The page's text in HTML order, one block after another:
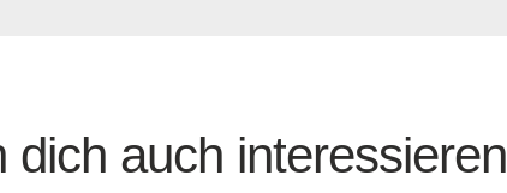
auch interessieren